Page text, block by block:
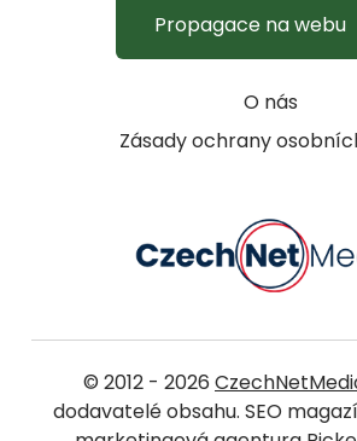
O nás
Zásady ochrany
Propagace na webu
© 2012 - 2026
dodavatelé obsahu. SEO